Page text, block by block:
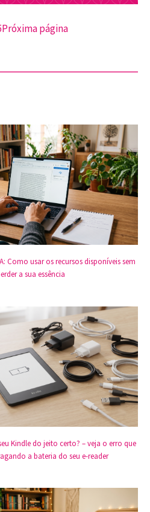
Próxima página
Como usar os recursos disponíveis sem
a sua essência
Kindle do jeito certo? – veja o erro que
a bateria do seu e-reader